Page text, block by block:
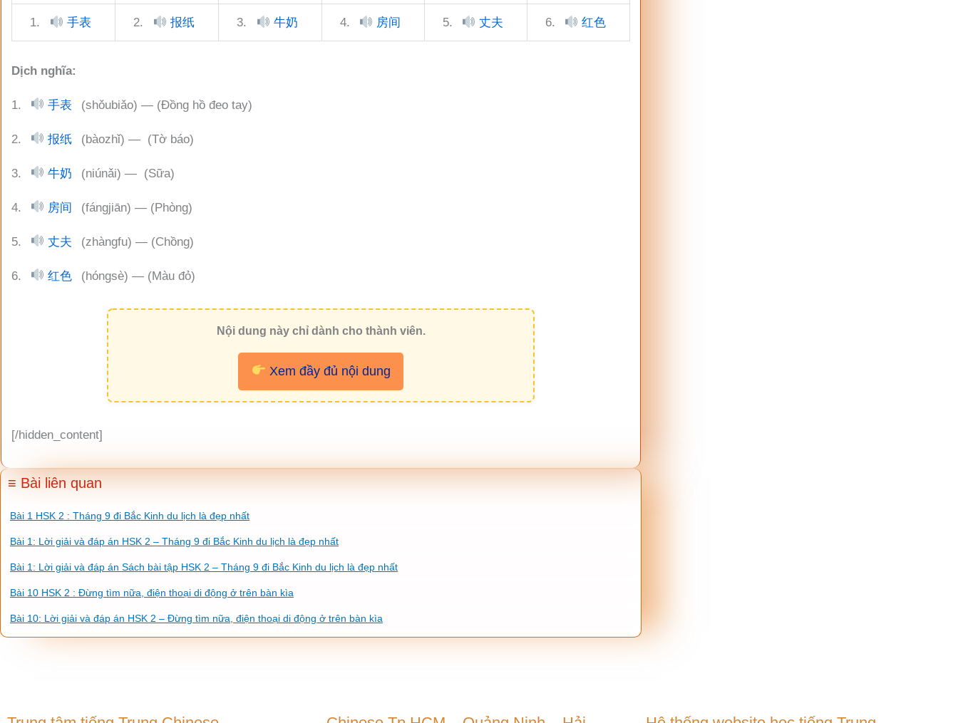
1. 手表 2. 报纸 3. 牛奶 4. 房间 5. 丈夫 6. 红色
Dịch nghĩa:
1. 手表 (shǒubiǎo) — (Đồng hồ đeo tay)
2. 报纸 (bàozhǐ) — (Tờ báo)
3. 牛奶 (niúnǎi) — (Sữa)
4. 房间 (fángjiān) — (Phòng)
5. 丈夫 (zhàngfu) — (Chồng)
6. 红色 (hóngsè) — (Màu đỏ)
Nội dung này chỉ dành cho thành viên.
Xem đầy đủ nội dung
[/hidden_content]
≡ Bài liên quan
Bài 1 HSK 2 : Tháng 9 đi Bắc Kinh du lịch là đẹp nhất
Bài 1: Lời giải và đáp án HSK 2 – Tháng 9 đi Bắc Kinh du lịch là đẹp nhất
Bài 1: Lời giải và đáp án Sách bài tập HSK 2 – Tháng 9 đi Bắc Kinh du lịch là đẹp nhất
Bài 10 HSK 2 : Đừng tìm nữa, điện thoại di động ở trên bàn kìa
Bài 10: Lời giải và đáp án HSK 2 – Đừng tìm nữa, điện thoại di động ở trên bàn kìa